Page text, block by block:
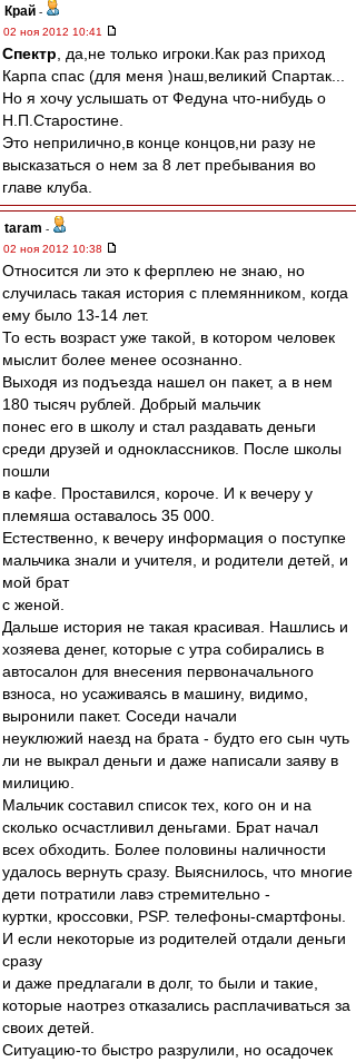
Край -
02 ноя 2012 10:41
Спектр , да,не только игроки.Как раз приход
Карпа спас (для меня )наш,великий Спартак...
Но я хочу услышать от Федуна что-нибудь о
Н.П.Старостине.
Это неприлично,в конце концов,ни разу не
высказаться о нем за 8 лет пребывания во
главе клуба.
taram -
02 ноя 2012 10:38
Относится ли это к ферплею не знаю, но
случилась такая история с племянником, когда
ему было 13-14 лет.
То есть возраст уже такой, в котором человек
мыслит более менее осознанно.
Выходя из подъезда нашел он пакет, а в нем
180 тысяч рублей. Добрый мальчик
понес его в школу и стал раздавать деньги
среди друзей и одноклассников. После школы
пошли
в кафе. Проставился, короче. И к вечеру у
племяша оставалось 35 000.
Естественно, к вечеру информация о поступке
мальчика знали и учителя, и родители детей, и
мой брат
с женой.
Дальше история не такая красивая. Нашлись и
хозяева денег, которые с утра собирались в
автосалон для внесения первоначального
взноса, но усаживаясь в машину, видимо,
выронили пакет. Соседи начали
неуклюжий наезд на брата - будто его сын чуть
ли не выкрал деньги и даже написали заяву в
милицию.
Мальчик составил список тех, кого он и на
сколько осчастливил деньгами. Брат начал
всех обходить. Более половины наличности
удалось вернуть сразу. Выяснилось, что многие
дети потратили лавэ стремительно -
куртки, кроссовки, PSP. телефоны-смартфоны.
И если некоторые из родителей отдали деньги
сразу
и даже предлагали в долг, то были и такие,
которые наотрез отказались расплачиваться за
своих детей.
Ситуацию-то быстро разрулили, но осадочек